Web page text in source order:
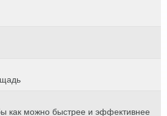
как можно быстрее и эффективнее